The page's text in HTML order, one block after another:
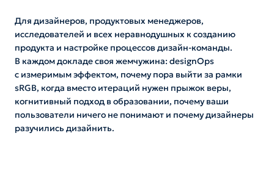
Для дизайнеров, продуктовых менеджеров,
исследователей и всех неравнодушных к созданию
продукта и настройке процессов дизайн-команды.
В каждом докладе своя жемчужина: designOps
с измеримым эффектом, почему пора выйти за рамки
sRGB, когда вместо итераций нужен прыжок веры,
когнитивный подход в образовании, почему ваши
пользователи ничего не понимают и почему дизайнеры
разучились дизайнить.